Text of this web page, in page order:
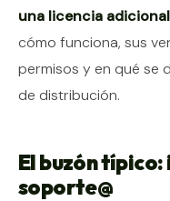
una licencia adicional
cómo funciona, sus
permisos y en qué se
de distribución.
El buzón típico:
soporte@